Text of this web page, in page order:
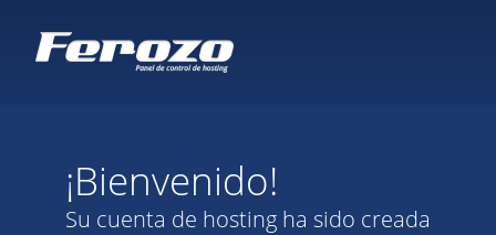
¡Bienvenido!
Su cuenta de hosting ha sido creada